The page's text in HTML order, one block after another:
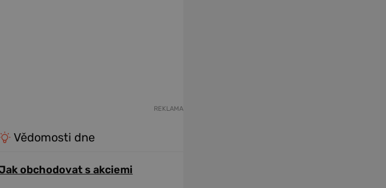
REKLAMA
Vědomosti dne
obchodovat s akciemi